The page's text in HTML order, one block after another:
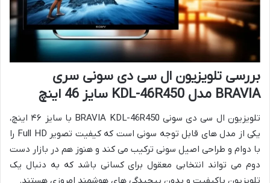
بررسی تلویزیون ال سی دی سونی سری
BRAVIA مدل KDL-46R450 سایز 46 اینچ
تلویزیون ال سی دی سونی BRAVIA KDL-46R450 با سایز ۴۶ اینچ،
یکی از مدل های قابل توجه سونی است که کیفیت تصویر Full HD را
با دوام و طراحی اصیل سونی ترکیب می کند و هنوز هم در بازار دست
دوم می تواند انتخابی معقول برای کسانی باشد که به دنبال یک
تلویزیون باکیفیت و بدون پیچیدگی های هوشمند امروزی هستند.